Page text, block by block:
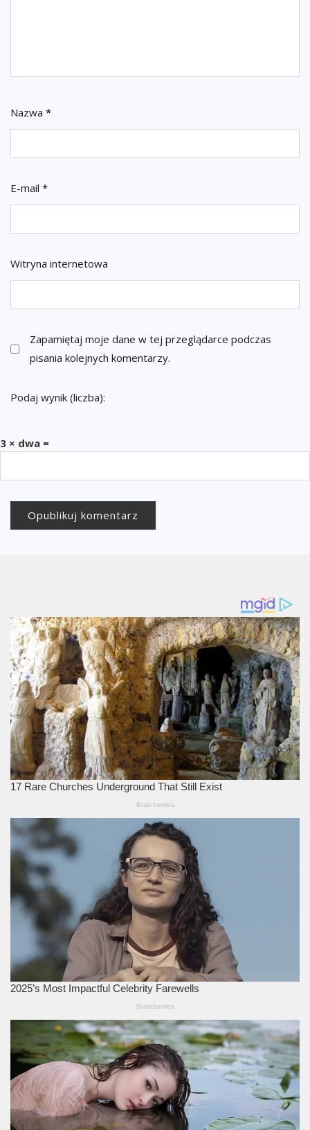
Nazwa *
E-mail *
Witryna internetowa
Zapamiętaj moje dane w tej przeglądarce podczas
pisania kolejnych komentarzy.
Podaj wynik (liczba):
3 × dwa =